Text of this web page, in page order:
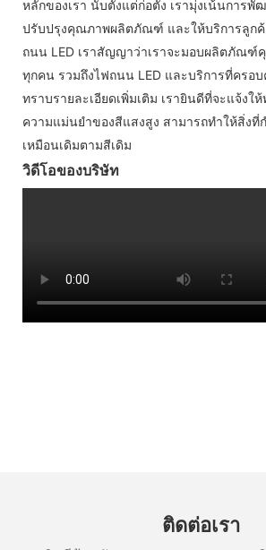
หลักของเรา นับตั้งแต่ก่อตั้ง เรามุ่งเน้นการ
ปรับปรุงคุณภาพผลิตภัณฑ์ และให้บริการลูกค้
ถนน LED เราสัญญาว่าเราจะมอบผลิตภัณฑ์
ทุกคน รวมถึงไฟถนน LED และบริการที่ครอ
ทราบรายละเอียดเพิ่มเติม เรายินดีที่จะแจ้ง
ความแม่นยำของสีแสงสูง สามารถทำให้สิ่งที่
เหมือนเดิมตามสีเดิม
วิดีโอของบริษัท
ติดต่อเรา